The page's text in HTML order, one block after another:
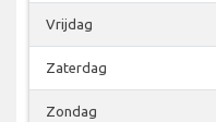
Vrijdag
Zaterdag
Zondag